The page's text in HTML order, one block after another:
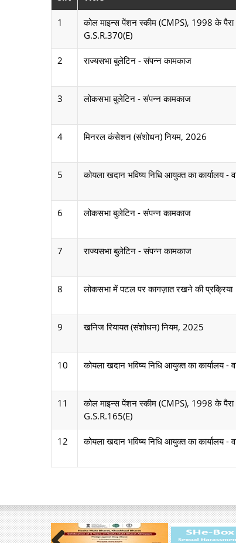
1
कोल माइन्स पेंशन स्कीम (CMPS), 1998 के
G.S.R.370(E)
2 राज्यसभा बुलेटिन - संपन्न कामकाज
3 लोकसभा बुलेटिन - संपन्न कामकाज
4 मिनरल कंसेशन (संशोधन) नियम, 2026
5 कोयला खदान भविष्य निधि आयुक्त का कार्यालय -
6 लोकसभा बुलेटिन - संपन्न कामकाज
7 राज्यसभा बुलेटिन - संपन्न कामकाज
8 लोकसभा में पटल पर कागज़ात रखने की प्रक्रिया
9 खनिज रियायत (संशोधन) नियम, 2025
10 कोयला खदान भविष्य निधि आयुक्त का कार्यालय -
11
कोल माइन्स पेंशन स्कीम (CMPS), 1998 के
G.S.R.165(E)
12 कोयला खदान भविष्य निधि आयुक्त का कार्यालय -